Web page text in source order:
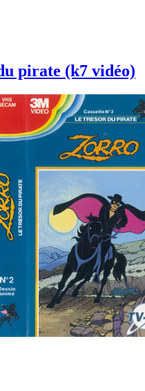
pirate (k7 vidéo)